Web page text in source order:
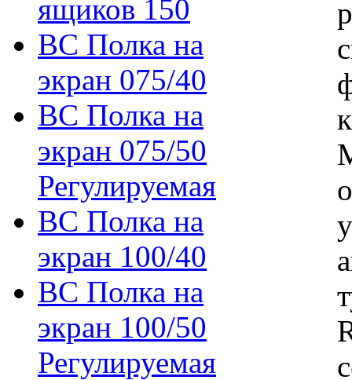
ящиков 150
ВС Полка на
экран 075/40
ВС Полка на
экран 075/50
Регулируемая
ВС Полка на
экран 100/40
ВС Полка на
экран 100/50
Регулируемая